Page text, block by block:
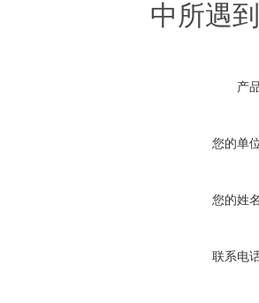
中所遇
产
您的单
您的姓
联系电